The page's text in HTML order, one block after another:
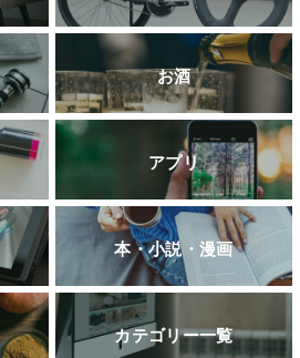
お酒
アプリ
本・小説・漫画
カテゴリー一覧